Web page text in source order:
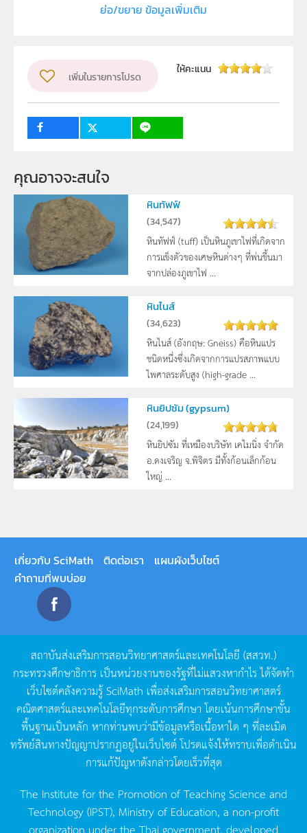
สถาบันส่งเสริมการสอนวิทยาศาสตร์และเทคโนโลยี (สสวท.)
วิชา
โลก ดาราศาสตร์ และอวกาศ
ป.1, ป.2, ป.3, ป.4, ป.5, ป.6, ม.1, ม.2, ม.3, ม.4, ม.5, ม.6
ย่อ/ขยาย ข้อมูลเพิ่มเติม
เพิ่มในรายการโปรด
ให้คะแนน
คุณอาจจะสนใจ
หินทัฟฟ์
(34,547)
หินทัฟฟ์ (tuff) เป็นหินภูเขาไฟที่เกิดจาก
การแข็งตัวของเศษหินต่างๆ ที่พ่นขึ้นมา
จากปล่องภูเขาไฟ ...
หินไนส์
(34,623)
หินไนส์ (อังกฤษ: Gneiss) คือหินแปร
ชนิดหนึ่งซึ่งเกิดจากการแปรสภาพแบบ
ไพศาลระดับสูง (high-grade ...
หินยิปซัม (gypsum)
(24,199)
หินยิปซัม ที่เหมืองบริษัท เคไมนิ่ง จำกัด
อ.ดงเจริญ จ.พิจิตร มีทั้งก้อนเล็กก้อน
ใหญ่ ...
เกี่ยวกับ SciMath ติดต่อเรา
แผนผังเว็บไซต์
คำถามที่พบบ่อย
สถาบันส่งเสริมการสอนวิทยาศาสตร์และเทคโนโลยี (สสวท.)
กระทรวงศึกษาธิการ เป็นหน่วยงานของรัฐที่ไม่แสวงหากำไรได้จัดทำ
เว็บไซต์คลังความรู้SciMath เพื่อส่งเสริมการสอนวิทยาศาสตร์
คณิตศาสตร์และเทคโนโลยีทุกระดับการศึกษา โดยเน้นการศึกษาขั้น
พื้นฐานเป็นหลัก หากท่านพบว่ามีข้อมูลหรือเนื้อหาใด ๆ ที่ละเมิด
ทรัพย์สินทางปัญญาปรากฏอยู่ในเว็บไซต์โปรดแจ้งให้ทราบเพื่อดำเนิน
การแก้ปัญหาดังกล่าวโดยเร็วที่สุด
The Institute for the Promotion of Teaching Science and
Technology (IPST), Ministry of Education, a non-profit
organization under the Thai government, developed